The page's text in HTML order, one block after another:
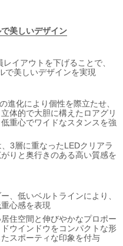
美しいデザイン
イアウトを下げることで、
で美しいデザインを実現
の進化により個性を際立たせ、
体的で大胆に構えたロアグリ
重心でワイドなスタンスを強
3層に重なったLEDクリアラ
りと奥行きのある高い質感を
、低いベルトラインにより、
心感を表現
住空間と伸びやかなプロポー
ウインドウをコンパクトな形
スポーティな印象を付与